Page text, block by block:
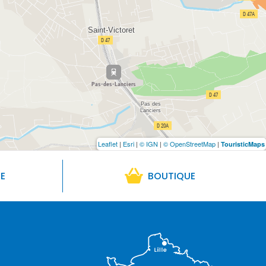
Leaflet | Esri | © IGN | © OpenStreetMap | TouristicMaps
BOUTIQUE